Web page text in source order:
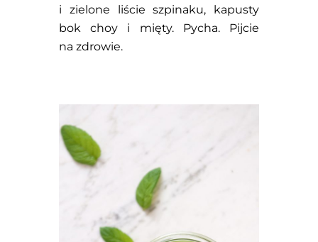
i zielone liście szpinaku, kapusty
bok choy i mięty. Pycha. Pijcie
na zdrowie.